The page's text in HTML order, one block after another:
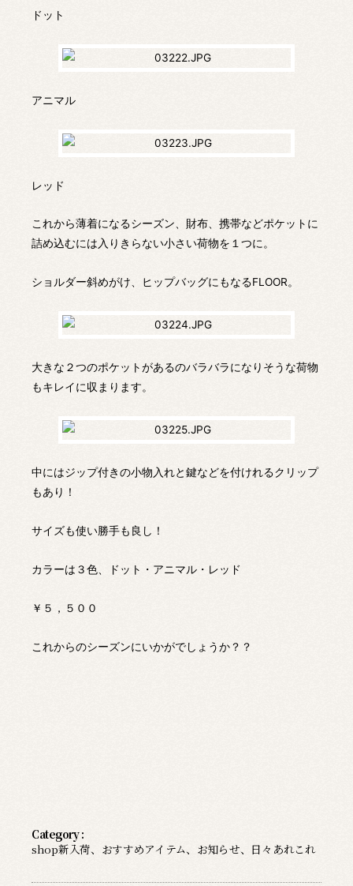
ドット
アニマル
レッド
これから薄着になるシーズン、財布、携帯などポケットに
詰め込むには入りきらない小さい荷物を１つに。
ショルダー斜めがけ、ヒップバッグにもなるFLOOR。
大きな２つのポケットがあるのバラバラになりそうな荷物
もキレイに収まります。
中にはジップ付きの小物入れと鍵などを付けれるクリップ
もあり！
サイズも使い勝手も良し！
カラーは３色、ドット・アニマル・レッド
￥５，５００
これからのシーズンにいかがでしょうか？？
Category :
shop新入荷、 おすすめアイテム、 お知らせ、 日々あれこれ